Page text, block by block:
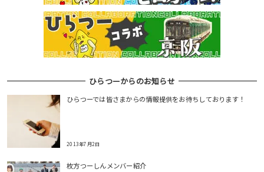
ひらつーからのお知らせ
ひらつーでは皆さまからの情報提供をお待ちしております！
2013年7月2日
枚方つーしんメンバー紹介